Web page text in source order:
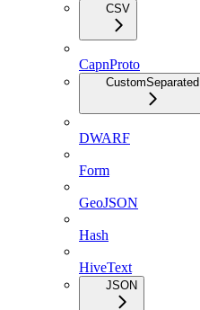
CSV
CapnProto
CustomSeparated
DWARF
Form
GeoJSON
Hash
HiveText
JSON